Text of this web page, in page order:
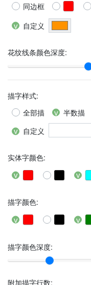
同边框
自定义
花纹线条颜色深度:
描字样式:
全部描
半数描
自定义
实体字颜色:
描字颜色:
描字颜色深度:
附加描字行数: